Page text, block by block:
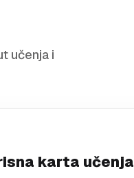
učenja i
karta učenja